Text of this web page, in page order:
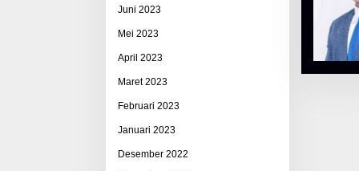
Juni 2023
Mei 2023
April 2023
Maret 2023
Februari 2023
Januari 2023
Desember 2022